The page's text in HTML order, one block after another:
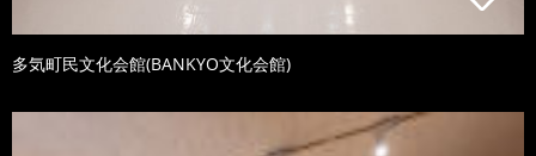
多気町民文化会館(BANKYO文化会館)